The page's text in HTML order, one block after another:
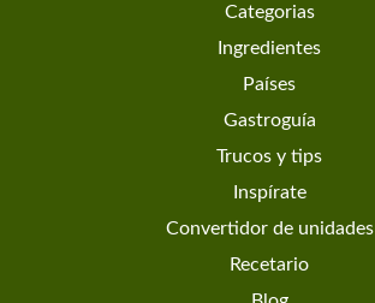
Categorias
Ingredientes
Países
Gastroguía
Trucos y tips
Inspírate
Convertidor de unidades
Recetario